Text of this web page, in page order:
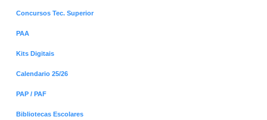
Concursos Tec. Superior
PAA
Kits Digitais
Calendario 25/26
PAP / PAF
Bibliotecas Escolares